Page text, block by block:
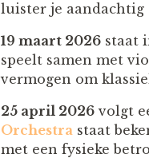
luister je aandachtig
19 maart 2026 staat
speelt samen met
vermogen om
25 april 2026 volgt
Orchestra staat
met een fysieke